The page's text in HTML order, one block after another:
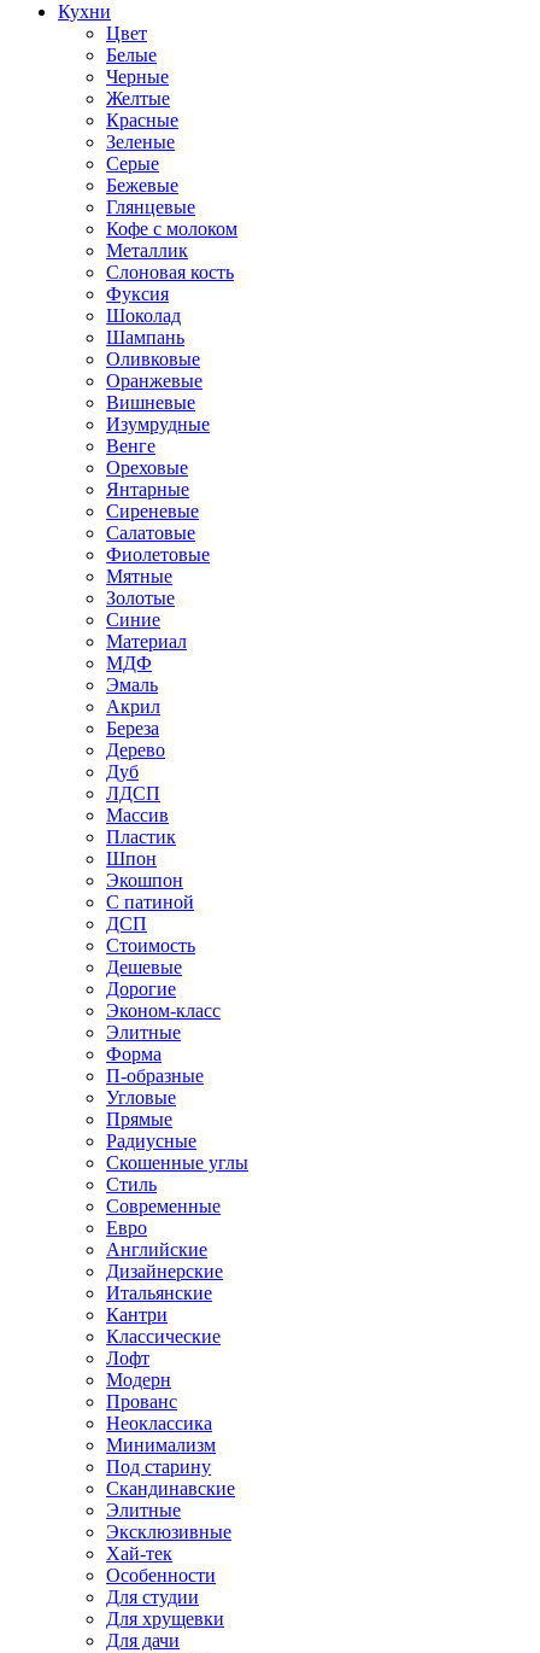
Кухни
Цвет
Белые
Черные
Желтые
Красные
Зеленые
Серые
Бежевые
Глянцевые
Кофе с молоком
Металлик
Слоновая кость
Фуксия
Шоколад
Шампань
Оливковые
Оранжевые
Вишневые
Изумрудные
Венге
Ореховые
Янтарные
Сиреневые
Салатовые
Фиолетовые
Мятные
Золотые
Синие
Материал
МДФ
Эмаль
Акрил
Береза
Дерево
Дуб
ЛДСП
Массив
Пластик
Шпон
Экошпон
С патиной
ДСП
Стоимость
Дешевые
Дорогие
Эконом-класс
Элитные
Форма
П-образные
Угловые
Прямые
Радиусные
Скошенные углы
Стиль
Современные
Евро
Английские
Дизайнерские
Итальянские
Кантри
Классические
Лофт
Модерн
Прованс
Неоклассика
Минимализм
Под старину
Скандинавские
Элитные
Эксклюзивные
Хай-тек
Особенности
Для студии
Для хрущевки
Для дачи